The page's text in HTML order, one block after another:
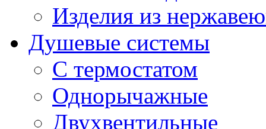
Изделия из
Душевые системы
С термостатом
Однорычажные
Двухвентильные